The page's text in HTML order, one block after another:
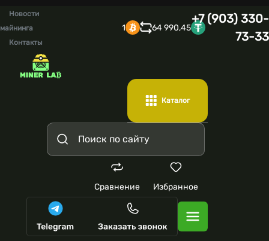
Новости
майнинга
Контакты
1 64 990,45
+7 (903) 330-
73-33
Каталог
Сравнение Избранное